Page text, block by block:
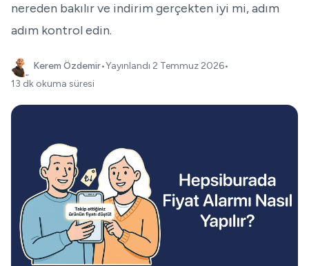
nereden bakılır ve indirim gerçekten iyi mi, adım
adım kontrol edin.
Kerem Özdemir•Yayınlandı 2 Temmuz 2026•
13 dk okuma süresi